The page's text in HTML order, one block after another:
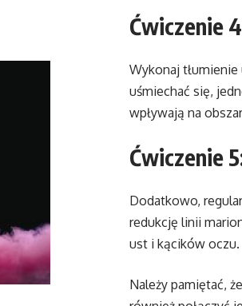
Ćwiczenie
Wykonaj
uśmiechać się,
wpływają na
Ćwiczenie
Dodatkowo,
redukcję linii
ust i kącików oczu.
Należy pamiętać,